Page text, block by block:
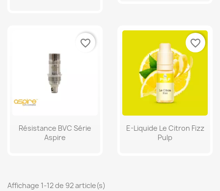
Résistance BVC Série
Aspire
favorite_border
E-Liquide Le Citron Fizz
Pulp
favorite_border
Affichage 1-12 de 92 article(s)